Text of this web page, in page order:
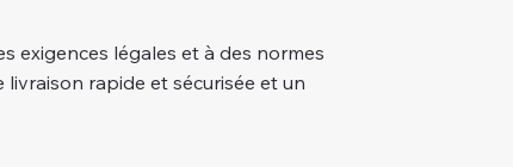
exigences légales et à des normes
rapide et sécurisée et un